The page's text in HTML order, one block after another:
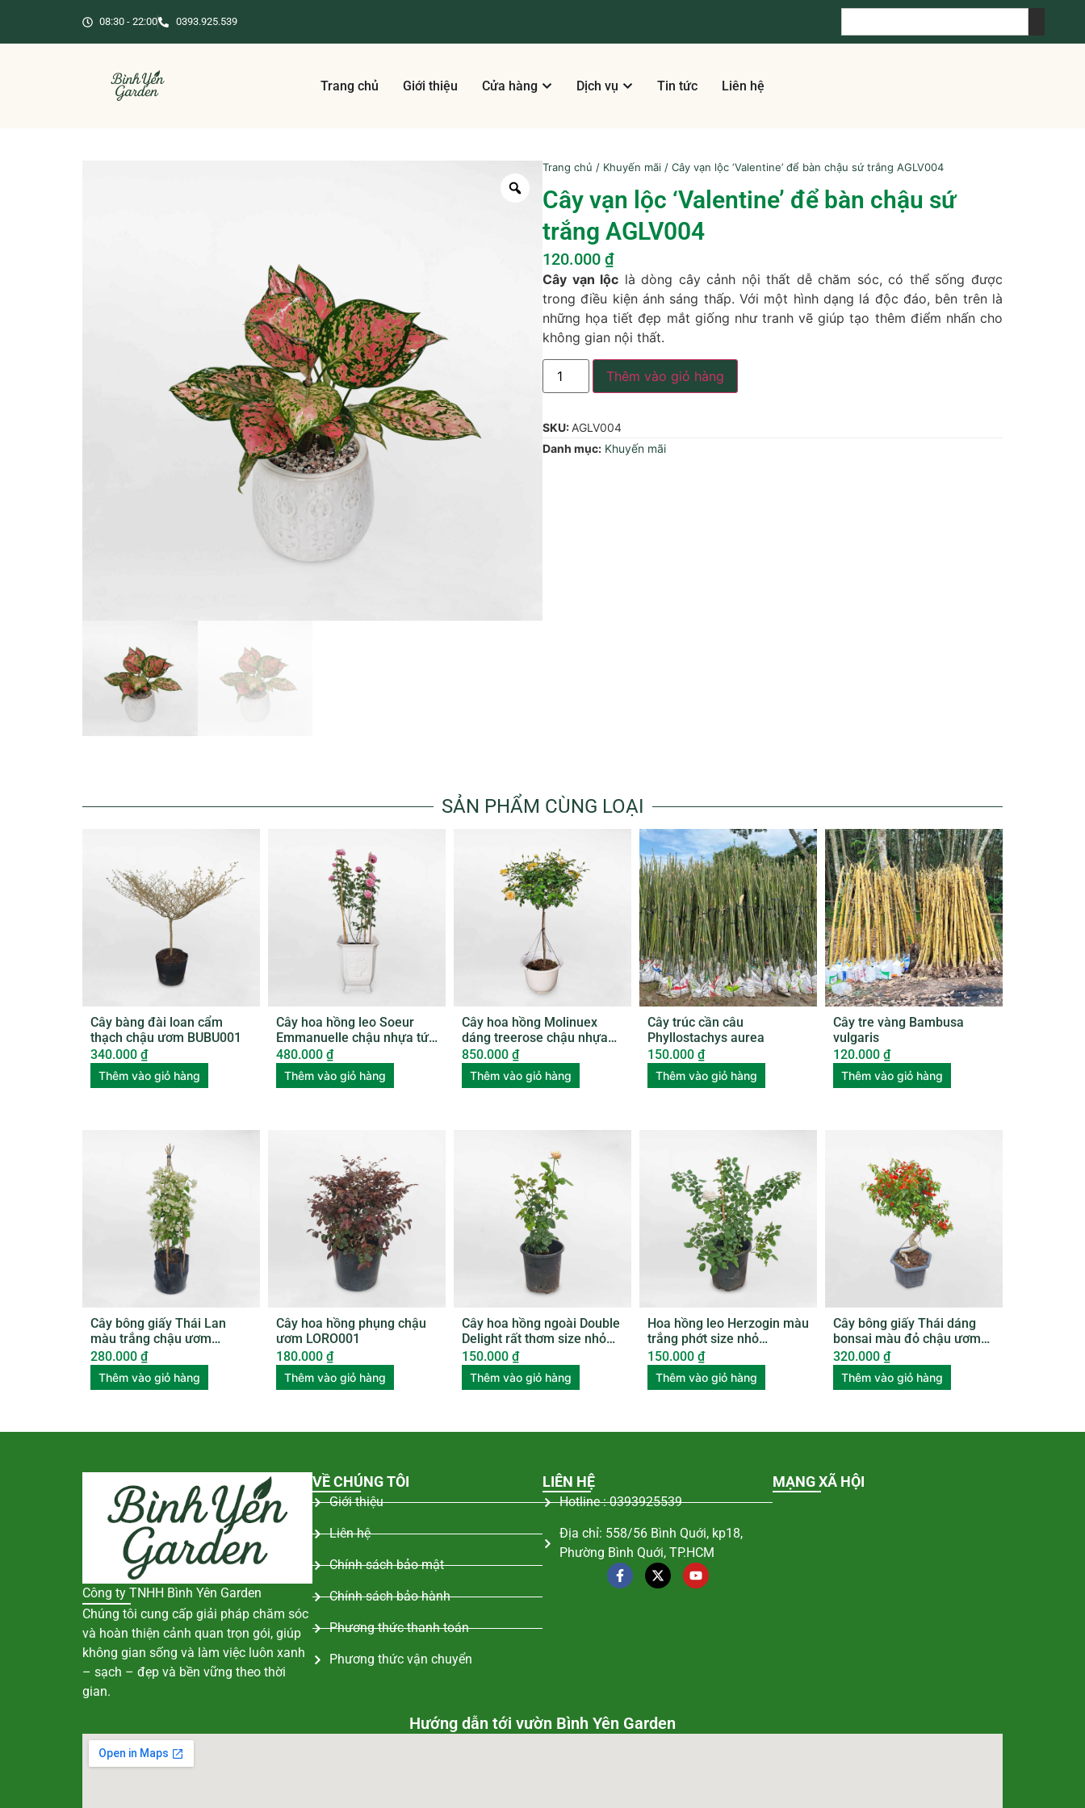
08:30 - 22:00 0393.925.539
Trang chủ Giới thiệu Cửa hàng Dịch vụ Tin tức Liên hệ
Trang chủ / Khuyến mãi / Cây vạn lộc ‘Valentine’ để bàn chậu sứ trắng AGLV004
Cây vạn lộc ‘Valentine’ để bàn chậu sứ
trắng AGLV004
120.000 ₫
Cây vạn lộc là dòng cây cảnh nội thất dễ chăm sóc, có thể sống được
trong điều kiện ánh sáng thấp. Với một hình dạng lá độc đáo, bên trên là
những họa tiết đẹp mắt giống như tranh vẽ giúp tạo thêm điểm nhấn cho
không gian nội thất.
Thêm vào giỏ hàng
SKU: AGLV004
Danh mục: Khuyến mãi
SẢN PHẨM CÙNG LOẠI
Cây bàng đài loan cẩm
thạch chậu ươm BUBU001
340.000 ₫
Thêm vào giỏ hàng
Cây hoa hồng leo Soeur
Emmanuelle chậu nhựa tứ
quý ROSE002
480.000 ₫
Thêm vào giỏ hàng
Cây hoa hồng Molinuex
dáng treerose chậu nhựa
ROSE004
850.000 ₫
Thêm vào giỏ hàng
Cây trúc cần câu
Phyllostachys aurea
150.000 ₫
Thêm vào giỏ hàng
Cây tre vàng Bambusa
vulgaris
120.000 ₫
Thêm vào giỏ hàng
Cây bông giấy Thái Lan
màu trắng chậu ươm
BGTL002
280.000 ₫
Thêm vào giỏ hàng
Cây hoa hồng phụng chậu
ươm LORO001
180.000 ₫
Thêm vào giỏ hàng
Cây hoa hồng ngoài Double
Delight rất thơm size nhỏ
ROSE007
150.000 ₫
Thêm vào giỏ hàng
Hoa hồng leo Herzogin màu
trắng phớt size nhỏ
ROSE011
150.000 ₫
Thêm vào giỏ hàng
Cây bông giấy Thái dáng
bonsai màu đỏ chậu ươm
BGTL003
320.000 ₫
Thêm vào giỏ hàng
Công ty TNHH Bình Yên Garden
Chúng tôi cung cấp giải pháp chăm sóc
và hoàn thiện cảnh quan trọn gói, giúp
không gian sống và làm việc luôn xanh
– sạch – đẹp và bền vững theo thời
gian.
VỀ CHÚNG TÔI
Giới thiệu
Liên hệ
Chính sách bảo mật
Chính sách bảo hành
Phương thức thanh toán
Phương thức vận chuyển
LIÊN HỆ
Hotline : 0393925539
Địa chỉ: 558/56 Bình Quới, kp18,
Phường Bình Quới, TP.HCM
MẠNG XÃ HỘI
Hướng dẫn tới vườn Bình Yên Garden